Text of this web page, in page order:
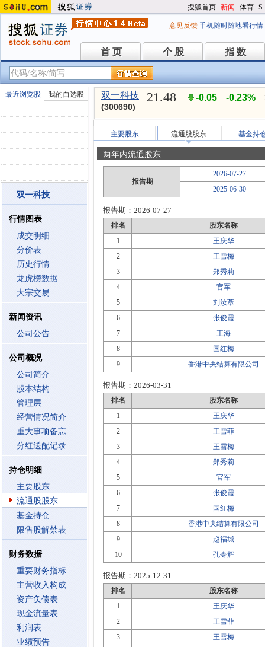
搜狐首页-新闻 -体育-S
意见反馈 手机随时随地看行情
首 页
首 页 个 股
个 股 指 数
指 数
最近浏览股 我的自选股
双一科技
行情图表
成交明细
分价表
历史行情
龙虎榜数据
大宗交易
新闻资讯
公司公告
公司概况
公司简介
股本结构
管理层
经营情况简介
重大事项备忘
分红送配记录
持仓明细
主要股东
流通股股东
基金持仓
限售股解禁表
财务数据
重要财务指标
主营收入构成
资产负债表
现金流量表
利润表
业绩预告
双一科技
(300690)
21.48 -0.05 -0.23%
主要股东 流通股股东 基金持
两年内流通股东
报告期
2026-07-27
2025-06-30
报告期： 2026-07-27
排名
股东名称
1
王庆华
2
王雪梅
3
郑秀莉
4
官军
5
刘汝萃
6
张俊霞
7
王海
8
国红梅
9
香港中央结算有限公司
报告期： 2026-03-31
排名
股东名称
1
王庆华
2
王雪菲
3
王雪梅
4
郑秀莉
5
官军
6
张俊霞
7
国红梅
8
香港中央结算有限公司
9
赵福城
10
孔令辉
报告期： 2025-12-31
排名
股东名称
1
王庆华
2
王雪菲
3
王雪梅